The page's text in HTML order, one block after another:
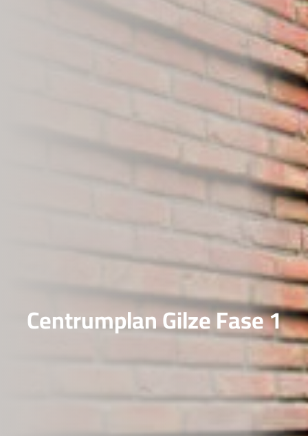
Centrumplan Gilze Fase 1